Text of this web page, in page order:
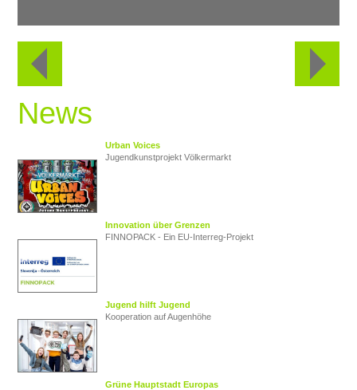
News
Urban Voices
Jugendkunstprojekt Völkermarkt
Innovation über Grenzen
FINNOPACK - Ein EU‑Interreg‑Projekt
Jugend hilft Jugend
Kooperation auf Augenhöhe
Grüne Hauptstadt Europas